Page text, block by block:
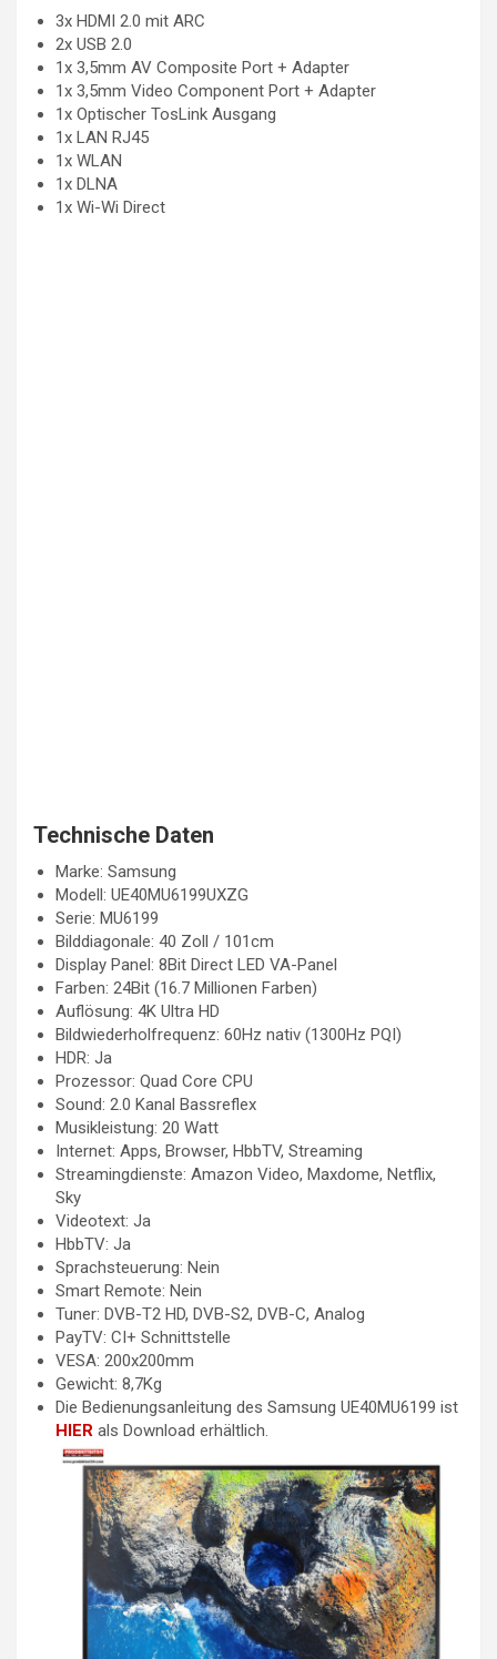
3x HDMI 2.0 mit ARC
2x USB 2.0
1x 3,5mm AV Composite Port + Adapter
1x 3,5mm Video Component Port + Adapter
1x Optischer TosLink Ausgang
1x LAN RJ45
1x WLAN
1x DLNA
1x Wi-Wi Direct
Technische Daten
Marke: Samsung
Modell: UE40MU6199UXZG
Serie: MU6199
Bilddiagonale: 40 Zoll / 101cm
Display Panel: 8Bit Direct LED VA-Panel
Farben: 24Bit (16.7 Millionen Farben)
Auflösung: 4K Ultra HD
Bildwiederholfrequenz: 60Hz nativ (1300Hz PQI)
HDR: Ja
Prozessor: Quad Core CPU
Sound: 2.0 Kanal Bassreflex
Musikleistung: 20 Watt
Internet: Apps, Browser, HbbTV, Streaming
Streamingdienste: Amazon Video, Maxdome, Netflix,
Sky
Videotext: Ja
HbbTV: Ja
Sprachsteuerung: Nein
Smart Remote: Nein
Tuner: DVB-T2 HD, DVB-S2, DVB-C, Analog
PayTV: CI+ Schnittstelle
VESA: 200x200mm
Gewicht: 8,7Kg
Die Bedienungsanleitung des Samsung UE40MU6199 ist
HIER als Download erhältlich.